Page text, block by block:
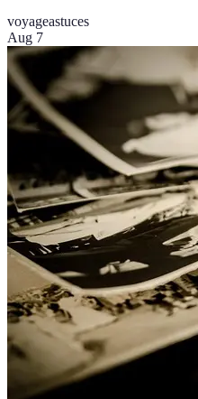
voyageastuces
Aug 7